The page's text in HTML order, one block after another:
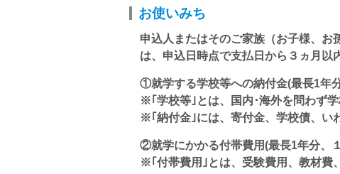
お使いみち
申込人またはそのご家族（お子様、
は、申込日時点で支払日から３ヵ月以
①就学する学校等への納付金(最長1年
※｢学校等｣とは、国内･海外を問わず
※｢納付金｣には、寄付金、学校債、い
②就学にかかる付帯費用(最長1年分、
※｢付帯費用｣とは、受験費用、教材費